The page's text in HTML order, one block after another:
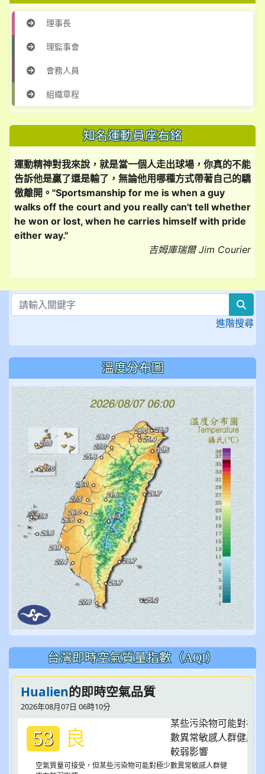
理事長
理監事會
會務人員
組織章程
知名運動員座右銘
運動精神對我來說，就是當一個人走出球場，你真的不能
告訴他是贏了還是輸了，​​無論他用哪種方式帶著自己的驕
傲離開。"Sportsmanship for me is when a guy
walks off the court and you really can't tell whether
he won or lost, when he carries himself with pride
either way."
吉姆庫瑞爾 Jim Courier
進階搜尋
溫度分布圖
台灣即時空氣質量指數（AQI）
Hualien的即時空氣品質
2026年08月07日 06時10分
53 良
空氣質量可接受，但某些污染物可能對極少數異常敏感人群健